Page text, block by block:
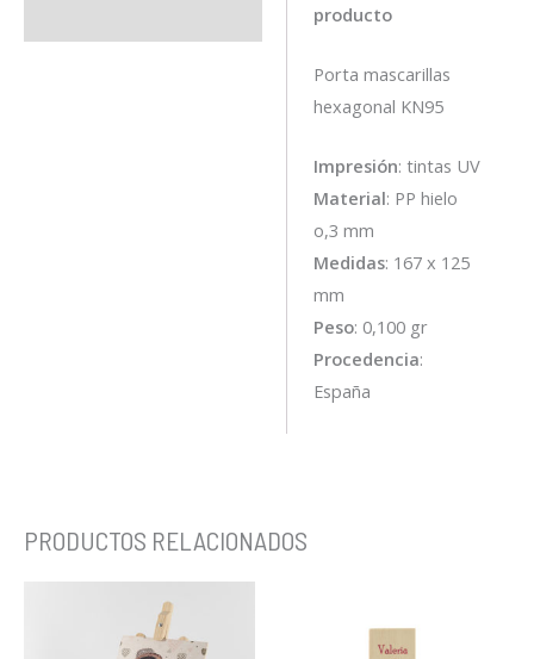
producto
Porta mascarillas
hexagonal KN95
Impresión: tintas UV
Material: PP hielo
o,3 mm
Medidas: 167 x 125
mm
Peso: 0,100 gr
Procedencia:
España
PRODUCTOS RELACIONADOS